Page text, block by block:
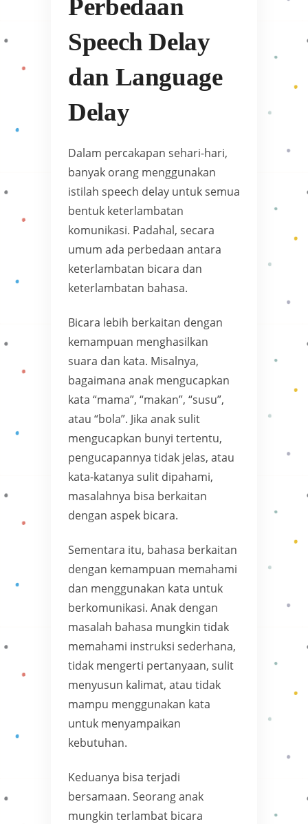
Perbedaan
Speech Delay
dan Language
Delay
Dalam percakapan sehari-hari,
banyak orang menggunakan
istilah speech delay untuk semua
bentuk keterlambatan
komunikasi. Padahal, secara
umum ada perbedaan antara
keterlambatan bicara dan
keterlambatan bahasa.
Bicara lebih berkaitan dengan
kemampuan menghasilkan
suara dan kata. Misalnya,
bagaimana anak mengucapkan
kata “mama”, “makan”, “susu”,
atau “bola”. Jika anak sulit
mengucapkan bunyi tertentu,
pengucapannya tidak jelas, atau
kata-katanya sulit dipahami,
masalahnya bisa berkaitan
dengan aspek bicara.
Sementara itu, bahasa berkaitan
dengan kemampuan memahami
dan menggunakan kata untuk
berkomunikasi. Anak dengan
masalah bahasa mungkin tidak
memahami instruksi sederhana,
tidak mengerti pertanyaan, sulit
menyusun kalimat, atau tidak
mampu menggunakan kata
untuk menyampaikan
kebutuhan.
Keduanya bisa terjadi
bersamaan. Seorang anak
mungkin terlambat bicara